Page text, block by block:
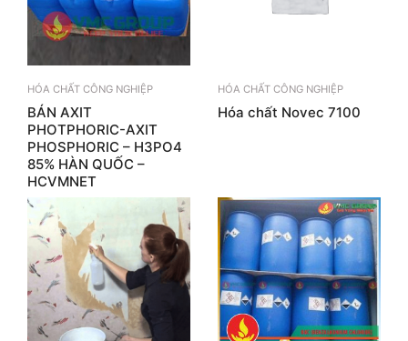
HÓA CHẤT CÔNG NGHIỆP
BÁN AXIT
PHOTPHORIC-AXIT
PHOSPHORIC – H3PO4
85% HÀN QUỐC –
HCVMNET
HÓA CHẤT CÔNG NGHIỆP
Hóa chất Novec 7100